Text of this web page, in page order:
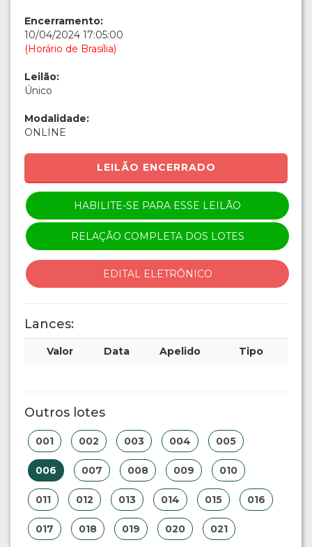
Encerramento:
10/04/2024 17:05:00
(Horário de Brasília)
Leilão:
Único
Modalidade:
ONLINE
LEILÃO ENCERRADO
HABILITE-SE PARA ESSE LEILÃO
RELAÇÃO COMPLETA DOS LOTES
EDITAL ELETRÔNICO
Lances:
Valor Data Apelido Tipo
Outros lotes
001 002 003 004 005
006 007 008 009 010
011 012 013 014 015 016
017 018 019 020 021